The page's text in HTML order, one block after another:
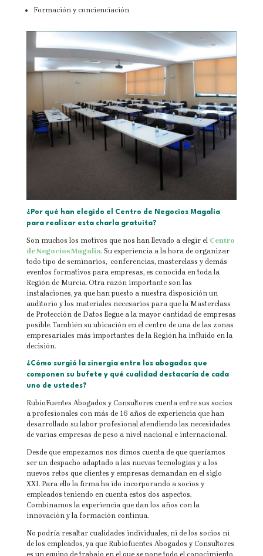
Formación y concienciación
¿Por qué han elegido el Centro de Negocios Magalia
para realizar esta charla gratuita?
Son muchos los motivos que nos han llevado a elegir el Centro
de Negocios Magalia. Su experiencia a la hora de organizar
todo tipo de seminarios, conferencias, masterclass y demás
eventos formativos para empresas, es conocida en toda la
Región de Murcia. Otra razón importante son las
instalaciones, ya que han puesto a nuestra disposición un
auditorio y los materiales necesarios para que la Masterclass
de Protección de Datos llegue a la mayor cantidad de empresas
posible. También su ubicación en el centro de una de las zonas
empresariales más importantes de la Región ha influido en la
decisión.
¿Cómo surgió la sinergia entre los abogados que
componen su bufete y qué cualidad destacaría de cada
uno de ustedes?
RubioFuentes Abogados y Consultores cuenta entre sus socios
a profesionales con más de 16 años de experiencia que han
desarrollado su labor profesional atendiendo las necesidades
de varias empresas de peso a nivel nacional e internacional.
Desde que empezamos nos dimos cuenta de que queríamos
ser un despacho adaptado a las nuevas tecnologías y a los
nuevos retos que clientes y empresas demandan en el siglo
XXI. Para ello la firma ha ido incorporando a socios y
empleados teniendo en cuenta estos dos aspectos.
Combinamos la experiencia que dan los años con la
innovación y la formación continua.
No podría resaltar cualidades individuales, ni de los socios ni
de los empleados, ya que Rubiofuentes Abogados y Consultores